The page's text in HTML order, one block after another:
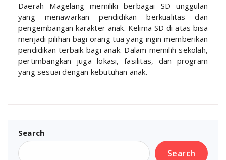
Daerah Magelang memiliki berbagai SD unggulan
yang menawarkan pendidikan berkualitas dan
pengembangan karakter anak. Kelima SD di atas bisa
menjadi pilihan bagi orang tua yang ingin memberikan
pendidikan terbaik bagi anak. Dalam memilih sekolah,
pertimbangkan juga lokasi, fasilitas, dan program
yang sesuai dengan kebutuhan anak.
Search
Search